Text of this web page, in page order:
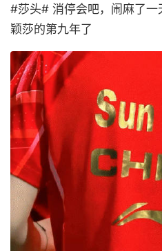
#莎头# 消停会吧，闹麻了
颖莎的第九年了 ​